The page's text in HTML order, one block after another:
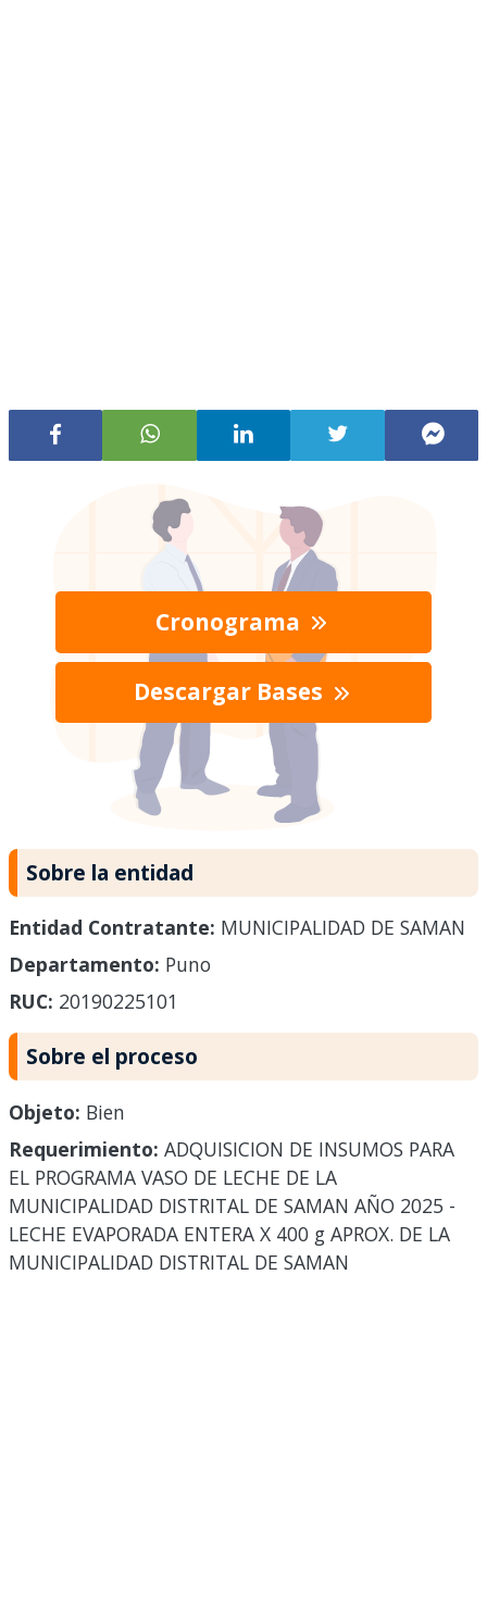
Cronograma
Descargar Bases
Sobre la entidad
Entidad Contratante: MUNICIPALIDAD DE SAMAN
Departamento: Puno
RUC: 20190225101
Sobre el proceso
Objeto: Bien
Requerimiento: ADQUISICION DE INSUMOS PARA
EL PROGRAMA VASO DE LECHE DE LA
MUNICIPALIDAD DISTRITAL DE SAMAN AÑO 2025 -
LECHE EVAPORADA ENTERA X 400 g APROX. DE LA
MUNICIPALIDAD DISTRITAL DE SAMAN